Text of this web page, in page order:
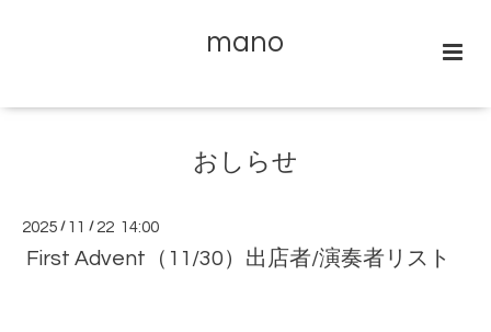
mano
おしらせ
2025 / 11 / 22 14:00
First Advent（11/30）出店者/演奏者リスト